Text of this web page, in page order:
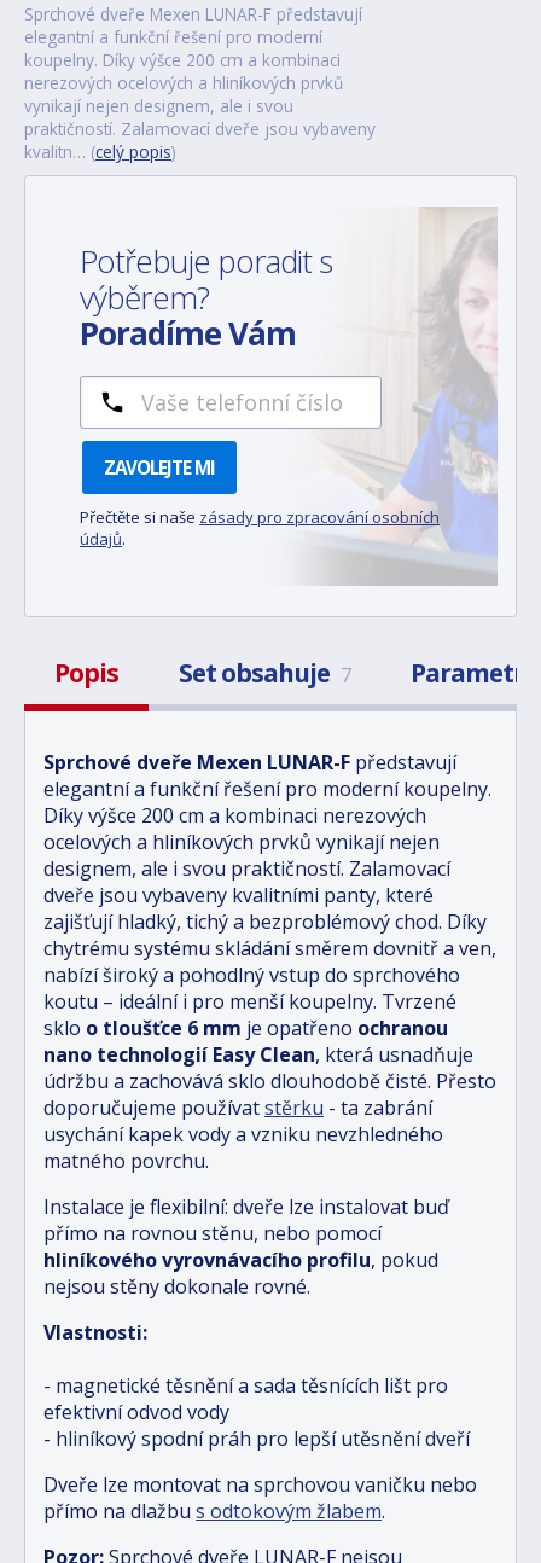
Sprchové dveře Mexen LUNAR-F představují
elegantní a funkční řešení pro moderní
koupelny. Díky výšce 200 cm a kombinaci
nerezových ocelových a hliníkových prvků
vynikají nejen designem, ale i svou
praktičností. Zalamovací dveře jsou vybaveny
kvalitn… (celý popis)
Potřebuje poradit s
výběrem?
Poradíme Vám
ZAVOLEJTE MI
Přečtěte si naše zásady pro zpracování osobních
údajů.
Popis Set obsahuje 7 Parametry
Sprchové dveře Mexen LUNAR-F představují
elegantní a funkční řešení pro moderní koupelny.
Díky výšce 200 cm a kombinaci nerezových
ocelových a hliníkových prvků vynikají nejen
designem, ale i svou praktičností. Zalamovací
dveře jsou vybaveny kvalitními panty, které
zajišťují hladký, tichý a bezproblémový chod. Díky
chytrému systému skládání směrem dovnitř a ven,
nabízí široký a pohodlný vstup do sprchového
koutu – ideální i pro menší koupelny. Tvrzené
sklo o tloušťce 6 mm je opatřeno ochranou
nano technologií Easy Clean, která usnadňuje
údržbu a zachovává sklo dlouhodobě čisté. Přesto
doporučujeme používatstěrku - ta zabrání
usychání kapek vody a vzniku nevzhledného
matného povrchu.
Instalace je flexibilní: dveře lze instalovat buď
přímo na rovnou stěnu, nebo pomocí
hliníkového vyrovnávacího profilu, pokud
nejsou stěny dokonale rovné.
Vlastnosti:
- magnetické těsnění a sada těsnících lišt pro
efektivní odvod vody
- hliníkový spodní práh pro lepší utěsnění dveří
Dveře lze montovat na sprchovou vaničku nebo
přímo na dlažbu s odtokovým žlabem.
Pozor:Sprchové dveře LUNAR-F nejsou